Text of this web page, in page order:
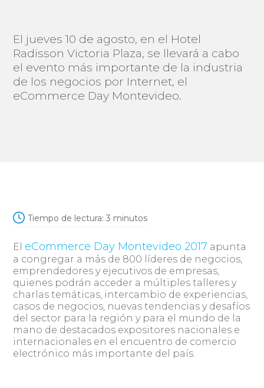
El jueves 10 de agosto, en el Hotel
Radisson Victoria Plaza, se llevará a cabo
el evento más importante de la industria
de los negocios por Internet, el
eCommerce Day Montevideo.
Tiempo de lectura: 3 minutos
El eCommerce Day Montevideo 2017 apunta
a congregar a más de 800 líderes de negocios,
emprendedores y ejecutivos de empresas,
quienes podrán acceder a múltiples talleres y
charlas temáticas, intercambio de experiencias,
casos de negocios, nuevas tendencias y desafíos
del sector para la región y para el mundo de la
mano de destacados expositores nacionales e
internacionales en el encuentro de comercio
electrónico más importante del país.